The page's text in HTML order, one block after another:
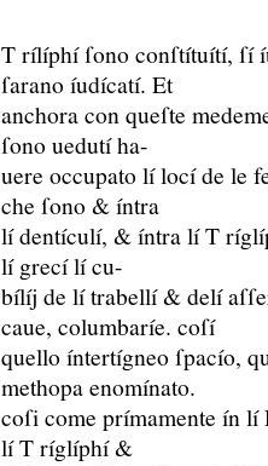
T rílíphí ſono conſtítuítí, ſí
ſarano íudícatí. Et
anchora con queſte
ſono uedutí ha-
uere occupato lí locí de le
che ſono &íntra
lí dentículí, &íntra lí T
lí grecí lí cu-
bílíj de lí trabellí &delí
caue, columbaríe. coſí
quello íntertígneo ſpacío,
methopa enomínato.
coſi come prímamente ín
lí T ríglíphí &